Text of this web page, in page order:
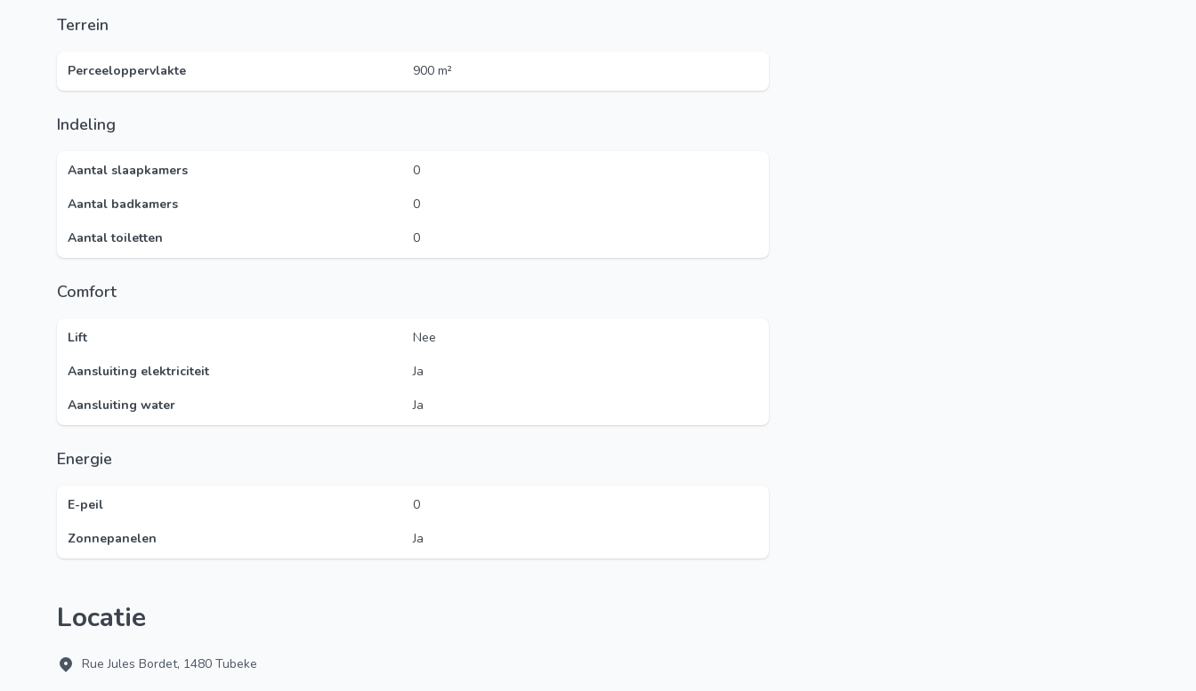
Terrein
Perceeloppervlakte 900 m²
Indeling
Aantal slaapkamers
0
Aantal badkamers
0
Aantal toiletten
0
Comfort
Lift
Nee
Aansluiting elektriciteit
Ja
Aansluiting water
Ja
Energie
E-peil
0
Zonnepanelen
Ja
Locatie
Rue Jules Bordet, 1480 Tubeke